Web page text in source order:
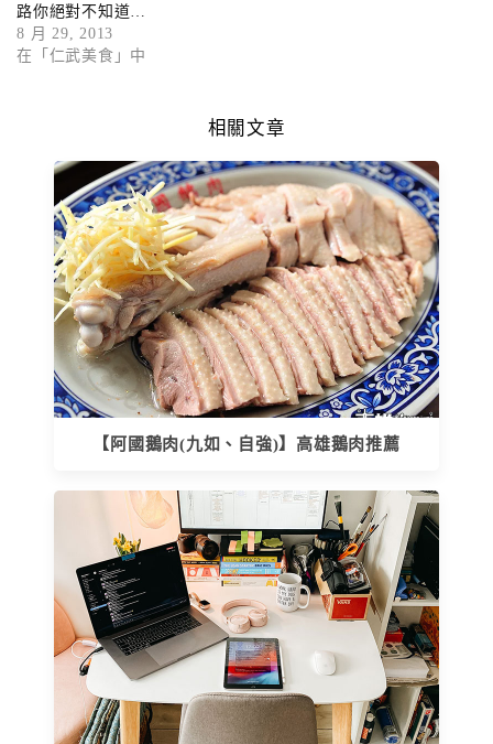
路你絕對不知道…
8 月 29, 2013
在「仁武美食」中
相關文章
【阿國鵝肉(九如、自強)】高雄鵝肉推薦